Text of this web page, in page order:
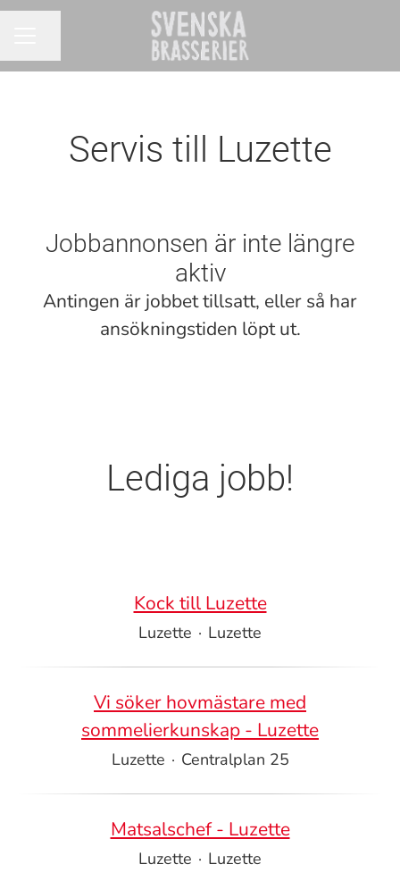
Servis till Luzette
Jobbannonsen är inte längre
aktiv
Antingen är jobbet tillsatt, eller så har
ansökningstiden löpt ut.
Lediga jobb!
Kock till Luzette
Luzette · Luzette
Vi söker hovmästare med
sommelierkunskap - Luzette
Luzette · Centralplan 25
Matsalschef - Luzette
Luzette · Luzette